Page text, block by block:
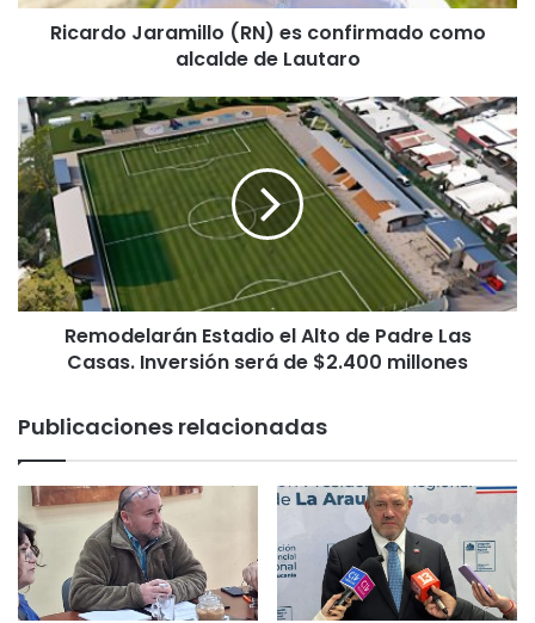
a
i
l
o
R
N
)
e
f
i
r
a
d
o
c
Ricardo Jaramillo (RN) es confirmado como
alcalde de Lautaro
R
e
m
o
d
e
l
a
r
t
a
d
o
e
l
A
Remodelarán Estadio el Alto de Padre Las
Casas. Inversión será de $2.400 millones
Publicaciones relacionadas